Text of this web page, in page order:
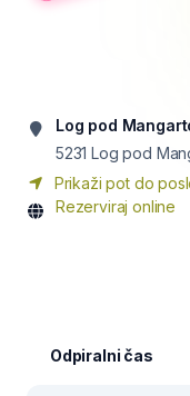
Log pod
5231 Log pod
Prikaži pot do
Rezerviraj online
Odpiralni čas